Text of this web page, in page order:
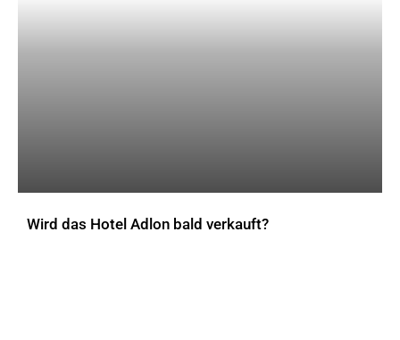
Wird das Hotel Adlon bald verkauft?